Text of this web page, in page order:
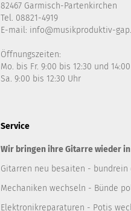
82467 Garmisch-Partenkirchen
Tel. 08821-4919
E-mail: info@musikproduktiv-
Öffnungszeiten:
Mo. bis Fr. 9:00 bis 12:30 und
Sa. 9:00 bis 12:30 Uhr
Service
Wir bringen ihre Gitarre wieder in
Gitarren neu besaiten -
Mechaniken wechseln - Bünde
Elektronikreparaturen - Potis